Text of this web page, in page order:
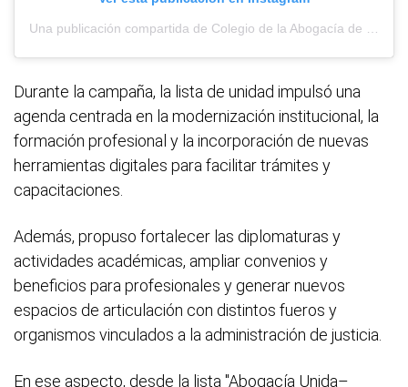
Durante la campaña, la lista de unidad impulsó una
agenda centrada en la modernización institucional, la
formación profesional y la incorporación de nuevas
herramientas digitales para facilitar trámites y
capacitaciones.
Además, propuso fortalecer las diplomaturas y
actividades académicas, ampliar convenios y
beneficios para profesionales y generar nuevos
espacios de articulación con distintos fueros y
organismos vinculados a la administración de justicia.
En ese aspecto, desde la lista "Abogacía Unida–